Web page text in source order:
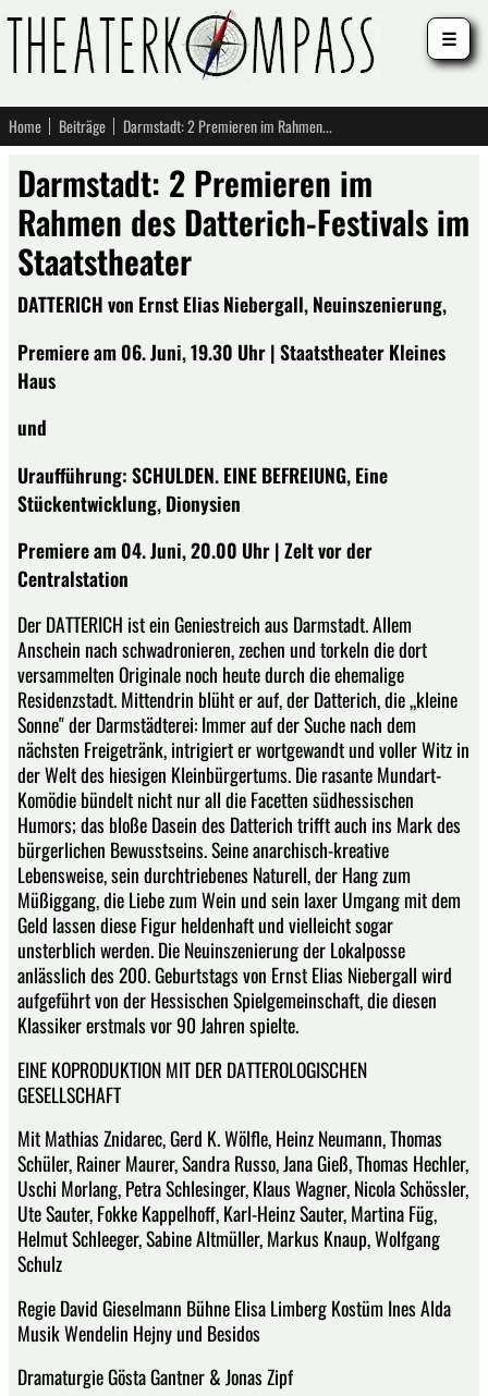
Home Beiträge Darmstadt: 2 Premieren im Rahmen des Datterich-Festivals im Staatstheater
Darmstadt: 2 Premieren im
Rahmen des Datterich-Festivals im
Staatstheater
DATTERICH von Ernst Elias Niebergall, Neuinszenierung,
Premiere am 06. Juni, 19.30 Uhr | Staatstheater Kleines
Haus
und
Uraufführung: SCHULDEN. EINE BEFREIUNG, Eine
Stückentwicklung, Dionysien
Premiere am 04. Juni, 20.00 Uhr | Zelt vor der
Centralstation
Der DATTERICH ist ein Geniestreich aus Darmstadt. Allem
Anschein nach schwadronieren, zechen und torkeln die dort
versammelten Originale noch heute durch die ehemalige
Residenzstadt. Mittendrin blüht er auf, der Datterich, die „kleine
Sonne" der Darmstädterei: Immer auf der Suche nach dem
nächsten Freigetränk, intrigiert er wortgewandt und voller Witz in
der Welt des hiesigen Kleinbürgertums. Die rasante Mundart-
Komödie bündelt nicht nur all die Facetten südhessischen
Humors; das bloße Dasein des Datterich trifft auch ins Mark des
bürgerlichen Bewusstseins. Seine anarchisch-kreative
Lebensweise, sein durchtriebenes Naturell, der Hang zum
Müßiggang, die Liebe zum Wein und sein laxer Umgang mit dem
Geld lassen diese Figur heldenhaft und vielleicht sogar
unsterblich werden. Die Neuinszenierung der Lokalposse
anlässlich des 200. Geburtstags von Ernst Elias Niebergall wird
aufgeführt von der Hessischen Spielgemeinschaft, die diesen
Klassiker erstmals vor 90 Jahren spielte.
EINE KOPRODUKTION MIT DER DATTEROLOGISCHEN
GESELLSCHAFT
Mit Mathias Znidarec, Gerd K. Wölfle, Heinz Neumann, Thomas
Schüler, Rainer Maurer, Sandra Russo, Jana Gieß, Thomas Hechler,
Uschi Morlang, Petra Schlesinger, Klaus Wagner, Nicola Schössler,
Ute Sauter, Fokke Kappelhoff, Karl-Heinz Sauter, Martina Füg,
Helmut Schleeger, Sabine Altmüller, Markus Knaup, Wolfgang
Schulz
Regie David Gieselmann Bühne Elisa Limberg Kostüm Ines Alda
Musik Wendelin Hejny und Besidos
Dramaturgie Gösta Gantner & Jonas Zipf
☰